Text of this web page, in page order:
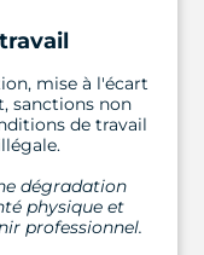
mise à l'écart
sanctions non
de travail
dégradation
physique et
professionnel.